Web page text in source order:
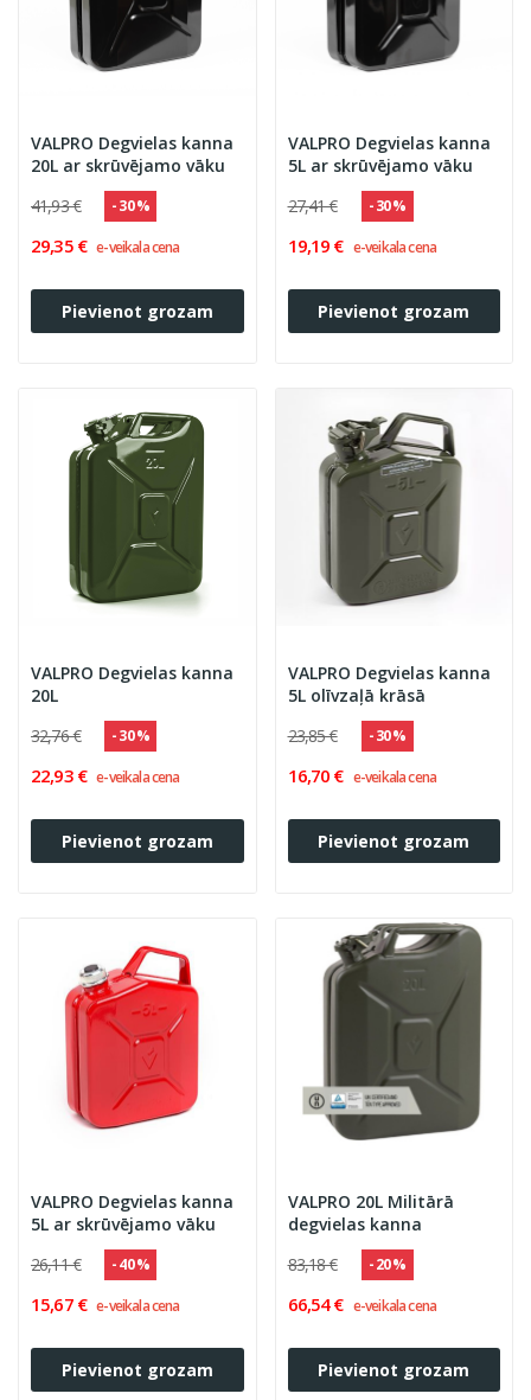
VALPRO Degvielas kanna
20L ar skrūvējamo vāku
41,93 €
- 30 %
29,35 € e-veikala cena
Pievienot grozam
VALPRO Degvielas kanna
5L ar skrūvējamo vāku
27,41 €
- 30 %
19,19 € e-veikala cena
Pievienot grozam
VALPRO Degvielas kanna
20L
32,76 €
- 30 %
22,93 € e-veikala cena
Pievienot grozam
VALPRO Degvielas kanna
5L olīvzaļā krāsā
23,85 €
- 30 %
16,70 € e-veikala cena
Pievienot grozam
VALPRO Degvielas kanna
5L ar skrūvējamo vāku
26,11 €
- 40 %
15,67 € e-veikala cena
Pievienot grozam
VALPRO 20L Militārā
degvielas kanna
83,18 €
- 20 %
66,54 € e-veikala cena
Pievienot grozam